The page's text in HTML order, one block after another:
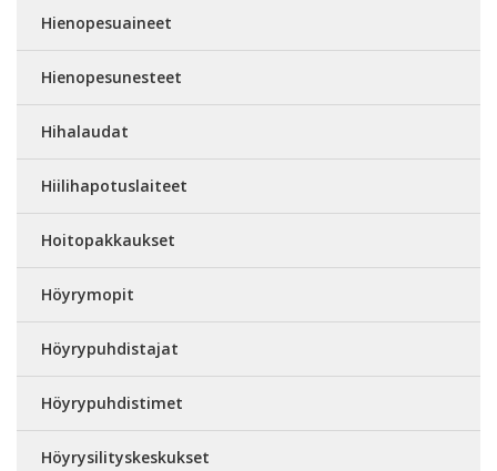
Hienopesuaineet
Hienopesunesteet
Hihalaudat
Hiilihapotuslaiteet
Hoitopakkaukset
Höyrymopit
Höyrypuhdistajat
Höyrypuhdistimet
Höyrysilityskeskukset